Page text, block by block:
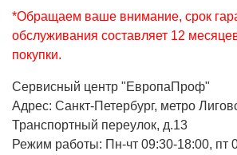
*Обращаем ваше внимание, срок
обслуживания составляет 12
покупки.
Cервисный центр "ЕвропаПроф"
Адрес: Санкт-Петербург, метро
Транспортный переулок, д.13
Режим работы: Пн-чт 09:30-18:00, пт